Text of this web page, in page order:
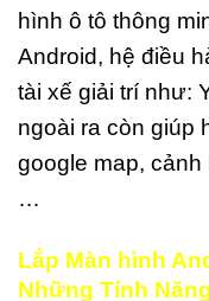
hình ô tô thông
Android, hệ điều
tài xế giải trí như:
ngoài ra còn giúp
google map,
…
Lắp Màn hình
Những Tính